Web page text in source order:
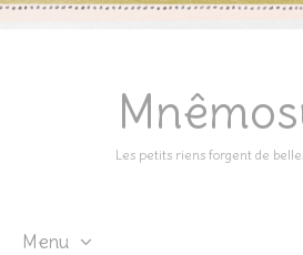
Les petits riens forgent de
Menu